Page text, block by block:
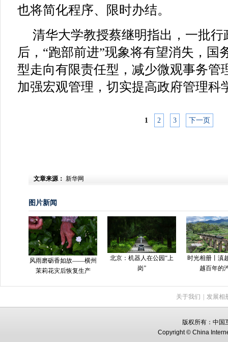
也将简化程序、限时办结。
清华大学教授蔡继明指出，一批
后，“跑部前进”现象将有望消失，国
型走向有限责任型，减少微观事务管
加强宏观管理，切实提高政府管理科
1 2 3 下一页
文章来源： 新华网